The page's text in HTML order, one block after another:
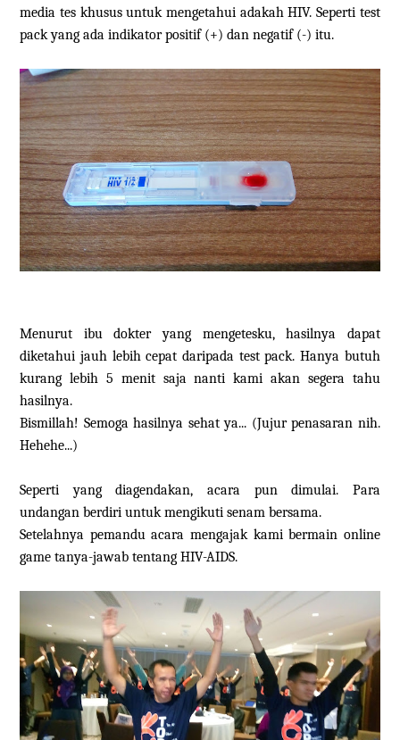
media tes khusus untuk mengetahui adakah HIV. Seperti test
pack yang ada indikator positif (+) dan negatif (-) itu.
Menurut ibu dokter yang mengetesku, hasilnya dapat
diketahui jauh lebih cepat daripada test pack. Hanya butuh
kurang lebih 5 menit saja nanti kami akan segera tahu
hasilnya.
Bismillah! Semoga hasilnya sehat ya... (Jujur penasaran nih.
Hehehe...)
Seperti yang diagendakan, acara pun dimulai. Para
undangan berdiri untuk mengikuti senam bersama.
Setelahnya pemandu acara mengajak kami bermain online
game tanya-jawab tentang HIV-AIDS.